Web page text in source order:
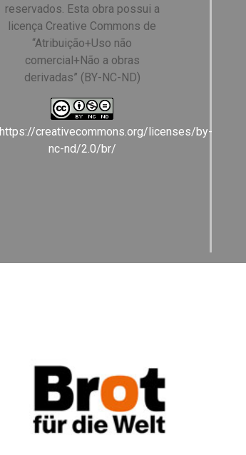
reservados. Esta obra possui a
licença Creative Commons de
“Atribuição+Uso não
comercial+Não a obras
derivadas” (BY-NC-ND)
https://creativecommons.org/licenses/by-
nc-nd/2.0/br/